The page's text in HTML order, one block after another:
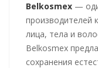
Belkosmex —
производителей
лица, тела и
Belkosmex
сохранения